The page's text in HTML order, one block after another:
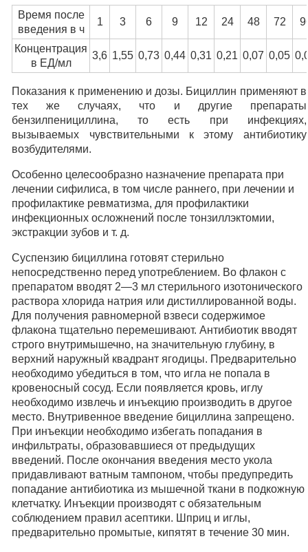
Время после
введения в ч
1 3 6 9 12 24 48 72
Концентрация
в ЕД/мл
3,6 1,55 0,73 0,44 0,31 0,21 0,07 0,05
Показания к применению и дозы. Бициллин применяют в
тех же случаях, что и другие препараты
бензилпенициллина, то есть при инфекциях,
вызываемых чувствительными к этому антибиотику
возбудителями.
Особенно целесообразно назначение препарата при
лечении сифилиса, в том числе раннего, при лечении и
профилактике ревматизма, для профилактики
инфекционных осложнений после тонзиллэктомии,
экстракции зубов и т. д.
Суспензию бициллина готовят стерильно
непосредственно перед употреблением. Во флакон с
препаратом вводят 2—3 мл стерильного изотонического
раствора хлорида натрия или дистиллированной воды.
Для получения равномерной взвеси содержимое
флакона тщательно перемешивают. Антибиотик вводят
строго внутримышечно, на значительную глубину, в
верхний наружный квадрант ягодицы. Предварительно
необходимо убедиться в том, что игла не попала в
кровеносный сосуд. Если появляется кровь, иглу
необходимо извлечь и инъекцию производить в другое
место. Внутривенное введение бициллина запрещено.
При инъекции необходимо избегать попадания в
инфильтраты, образовавшиеся от предыдущих
введений. После окончания введения место укола
придавливают ватным тампоном, чтобы предупредить
попадание антибиотика из мышечной ткани в подкожную
клетчатку. Инъекции производят с обязательным
соблюдением правил асептики. Шприц и иглы,
предварительно промытые, кипятят в течение 30 мин.